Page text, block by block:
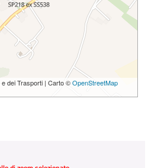
dei Trasporti | Carto ©OpenStreetMap